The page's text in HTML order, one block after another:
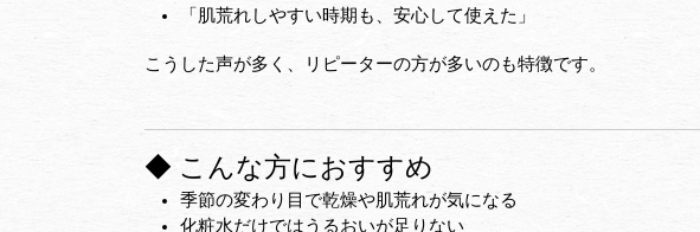
「肌荒れしやすい時期も、安心して使えた」
こうした声が多く、リピーターの方が多いのも特徴です。
◆ こんな方におすすめ
季節の変わり目で乾燥や肌荒れが気になる
化粧水だけではうるおいが足りない